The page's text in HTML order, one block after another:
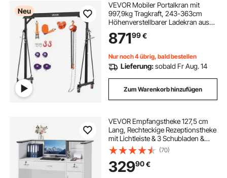
Neu
VEVOR Mobiler Portalkran mit
997,9kg Tragkraft, 243-363cm
Höhenverstellbarer Ladekran aus
Stahl, Werkstattkran mit Manueller
Laufkatze Kettenzug & 360°
Werkstatt
87199€
Nur noch 4 übrig, bald bestellen
Lieferung:sobald Fr Aug. 14
Zum Warenkorb hinzufügen
VEVOR Empfangstheke 127,5 cm
Lang, Rechteckige Rezeptionstheke
mit Lichtleiste & 3 Schubladen &
Stauschränken, Empfangstresen
für Kasse Lobby Schönheitssalon
Büro Hotel, Verkaufstheke
Bürotheke
(70)
32990€